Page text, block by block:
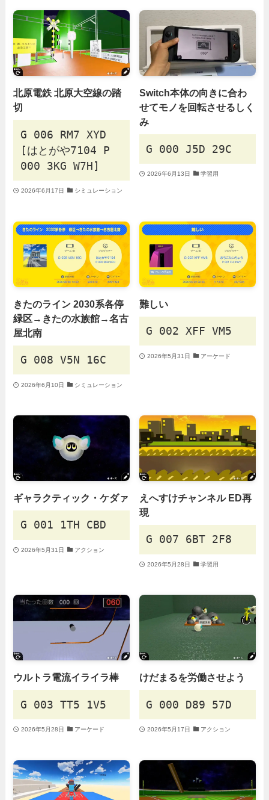
北原電鉄 北原大空線の踏
切
G 006 RM7 XYD
[はとがや7104 P
000 3KG W7H]
2026年6月17日 シミュレーション
Switch本体の向きに合わ
せてモノを回転させるしく
み
G 000 J5D 29C
2026年6月13日 学習用
きたのライン 2030系各停
緑区→きたの水族館→名古
屋北南
G 008 V5N 16C
2026年6月10日 シミュレーション
難しい
G 002 XFF VM5
2026年5月31日 アーケード
ギャラクティック・ケダァ
G 001 1TH CBD
2026年5月31日 アクション
えへすけチャンネル ED再
現
G 007 6BT 2F8
2026年5月28日 学習用
ウルトラ電流イライラ棒
G 003 TT5 1V5
2026年5月28日 アーケード
けだまるを労働させよう
G 000 D89 57D
2026年5月17日 アクション